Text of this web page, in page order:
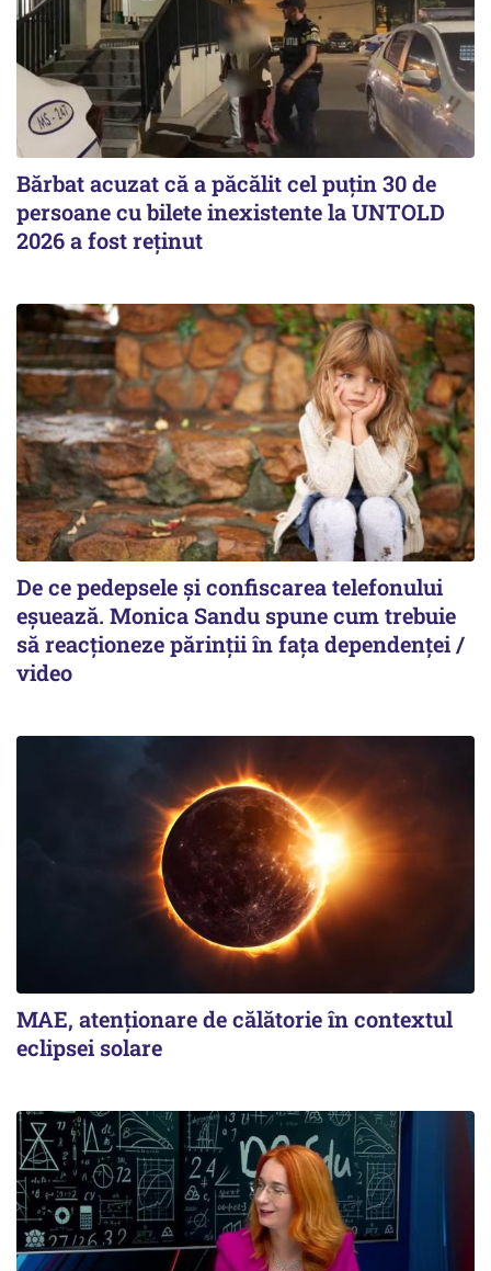
Bărbat acuzat că a păcălit cel puțin 30 de
persoane cu bilete inexistente la UNTOLD
2026 a fost reținut
De ce pedepsele și confiscarea telefonului
eșuează. Monica Sandu spune cum trebuie
să reacționeze părinții în fața dependenței /
video
MAE, atenționare de călătorie în contextul
eclipsei solare